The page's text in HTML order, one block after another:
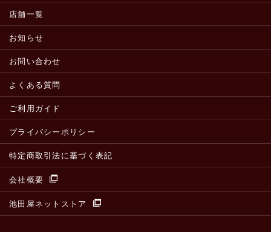
店舗一覧
お知らせ
お問い合わせ
よくある質問
ご利用ガイド
プライバシーポリシー
特定商取引法に基づく表記
会社概要
池田屋ネットストア